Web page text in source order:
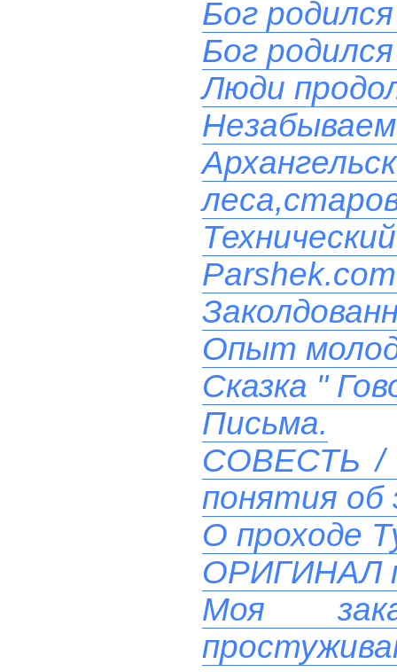
Бог
Бог
Люди
Опыт
Сказка "
Письма.
СОВЕСТЬ /
понятия об
О проходе
ОРИГИНАЛ
Моя